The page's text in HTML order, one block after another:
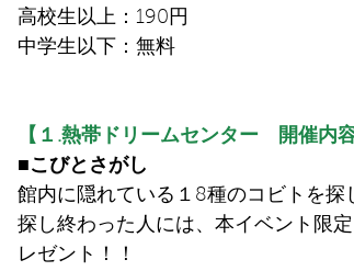
高校生以上：190円
中学生以下：無料
【１.熱帯ドリームセンター　開催内容
■こびとさがし
館内に隠れている１8種のコビトを探
探し終わった人には、本イベント限
レゼント！！